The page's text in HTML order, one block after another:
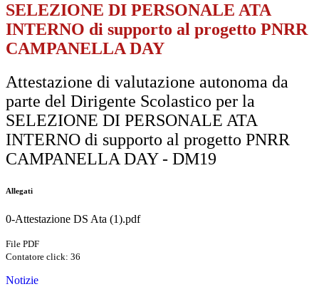
SELEZIONE DI PERSONALE ATA
INTERNO di supporto al progetto PNRR
CAMPANELLA DAY
Attestazione di valutazione autonoma da
parte del Dirigente Scolastico per la
SELEZIONE DI PERSONALE ATA
INTERNO di supporto al progetto PNRR
CAMPANELLA DAY - DM19
Allegati
0-Attestazione DS Ata (1).pdf
File PDF
Contatore click: 36
Notizie